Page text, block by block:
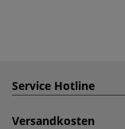
Service Hotline
Versandkosten